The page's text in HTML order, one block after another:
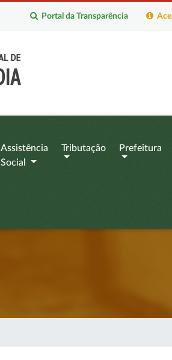
Portal da Transparência
Assistência
Social
Tributação Prefeitura